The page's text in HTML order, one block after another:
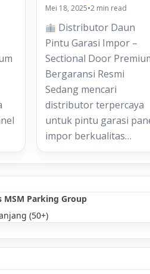
Mei 18, 2025•2 min read
Distributor Daun
Pintu Garasi Impor –
Sectional Door
Bergaransi Resmi
Sedang mencari
distributor terpercaya
untuk pintu garasi
impor berkualitas…
Parking Group
(50+)